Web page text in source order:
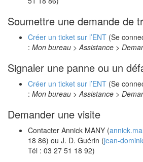
Soumettre une demande de
Créer un ticket sur l’ENT (Se
: Mon bureau > Assistance >
Signaler une panne ou un
Créer un ticket sur l’ENT (Se
: Mon bureau > Assistance >
Demander une visite
Contacter Annick MANY (
18 86) ou J. D. Guérin (jean-
Tél : 03 27 51 18 92)